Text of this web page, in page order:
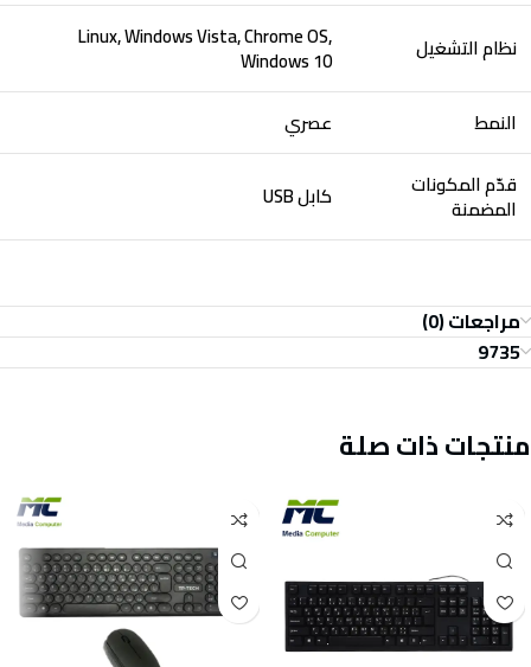
نظام التشغيل Linux, Windows Vista, Chrome OS,
Windows 10
النمط
عصري
قدّم المكونات
المضمنة كابل USB
مراجعات (0)
9735
منتجات ذات صلة